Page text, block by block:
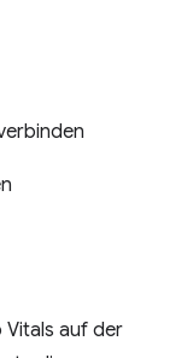
Vitals auf der